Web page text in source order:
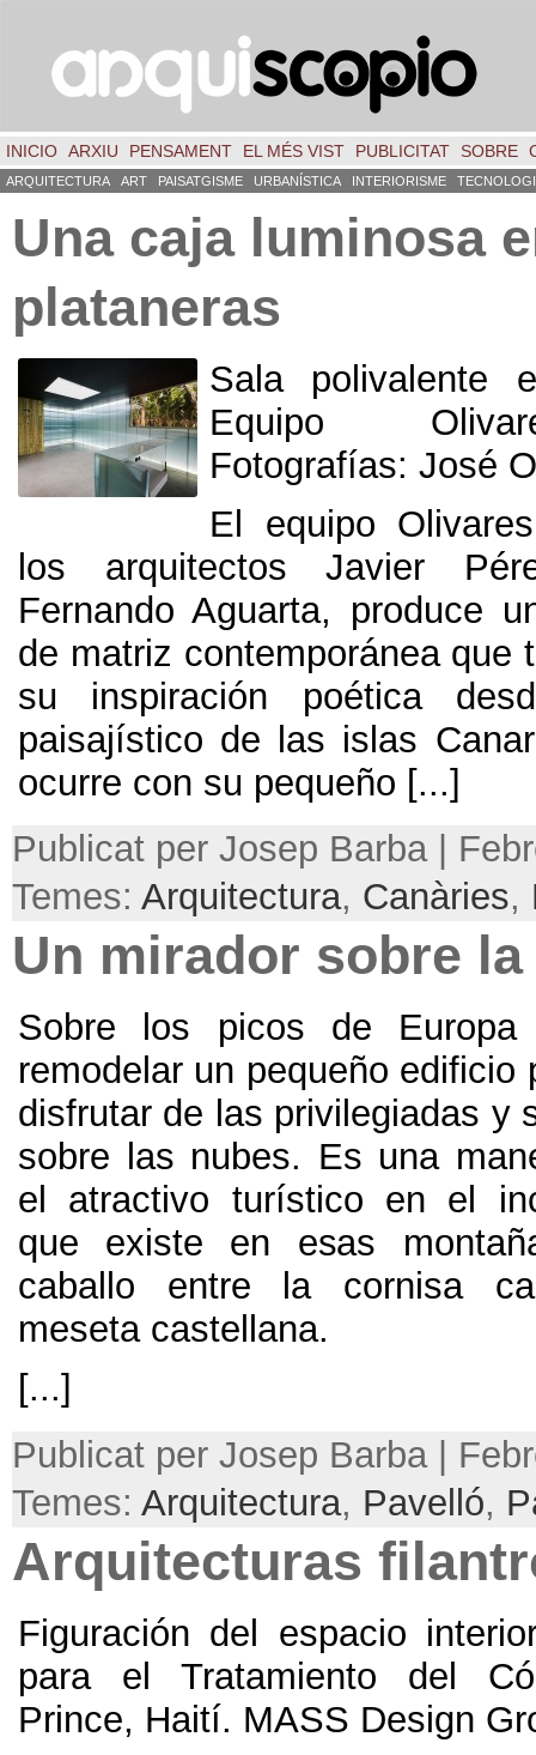
INICIO ARXIU PENSAMENT EL MÉS VIST PUBLICITAT SOBRE
ARQUITECTURA ART PAISATGISME URBANÍSTICA INTERIORISME
Una caja luminosa
plataneras
Sala polivalente
Equipo
Fotografías: José
El equipo Olivares
los arquitectos Javier
Fernando Aguarta, produce
de matriz contemporánea que
su inspiración poética
paisajístico de las islas
ocurre con su pequeño [...]
Publicat per Josep Barba |
Temes: Arquitectura, Canàries,
Un mirador sobre
Sobre los picos de
remodelar un pequeño edificio
disfrutar de las privilegiadas y
sobre las nubes. Es una
el atractivo turístico en el
que existe en esas
caballo entre la cornisa
meseta castellana.
[...]
Publicat per Josep Barba |
Temes: Arquitectura, Pavelló,
Arquitecturas
Figuración del espacio
para el Tratamiento del
Prince, Haití. MASS Design